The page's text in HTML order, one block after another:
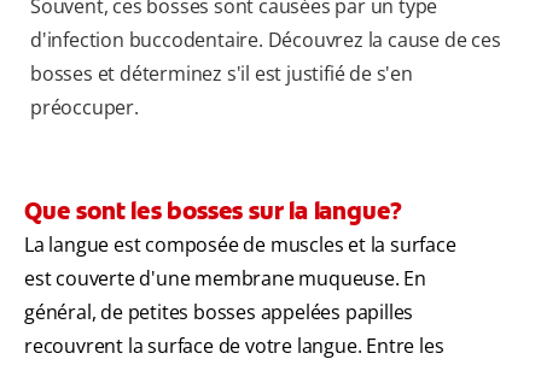
Souvent, ces bosses sont causées par un type
d'infection buccodentaire. Découvrez la cause de ces
bosses et déterminez s'il est justifié de s'en
préoccuper.
Que sont les bosses sur la langue?
La langue est composée de muscles et la surface
est couverte d'une membrane muqueuse. En
général, de petites bosses appelées papilles
recouvrent la surface de votre langue. Entre les